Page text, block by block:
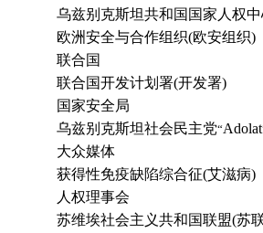
乌兹别克斯坦共和国国家人权
欧洲安全与合作组织(欧安组织)
联合国
联合国开发计划署(开发署)
国家安全局
乌兹别克斯坦社会民主党“Adolat
大众媒体
获得性免疫缺陷综合征(艾滋病)
人权理事会
苏维埃社会主义共和国联盟(苏